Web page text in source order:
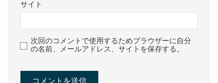
サイト
次回のコメントで使用するためブラウザーに自分
の名前、メールアドレス、サイトを保存する。